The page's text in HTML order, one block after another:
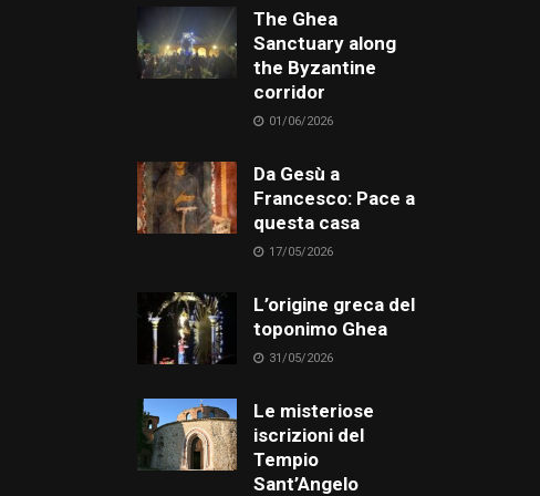
The Ghea
Sanctuary along
the Byzantine
corridor
01/06/2026
Da Gesù a
Francesco: Pace a
questa casa
17/05/2026
L’origine greca del
toponimo Ghea
31/05/2026
Le misteriose
iscrizioni del
Tempio
Sant’Angelo